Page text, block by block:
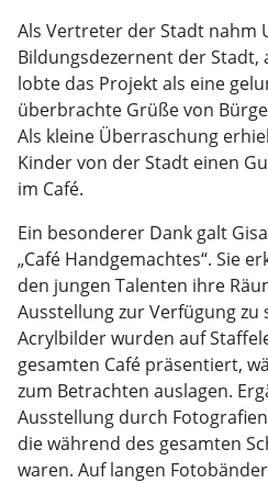
Als Vertreter der Stadt nahm
Bildungsdezernent der Stadt,
lobte das Projekt als eine
überbrachte Grüße von
Als kleine Überraschung
Kinder von der Stadt einen
im Café.
Ein besonderer Dank galt
„Café Handgemachtes“. Sie
den jungen Talenten ihre
Ausstellung zur Verfügung
Acrylbilder wurden auf
gesamten Café präsentiert,
zum Betrachten auslagen.
Ausstellung durch
die während des gesamten
waren. Auf langen